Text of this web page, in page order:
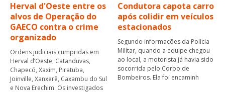
Herval d'Oeste entre os
alvos de Operação do
GAECO contra o crime
organizado
Ordens judiciais cumpridas em
Herval d’Oeste, Catanduvas,
Chapecó, Xaxim, Piratuba,
Joinville, Xanxerê, Caxambu do Sul
e Nova Erechim. Os investigados
Condutora capota carro
após colidir em veículos
estacionados
Segundo informações da Polícia
Militar, quando a equipe chegou
ao local, a motorista já havia sido
socorrida pelo Corpo de
Bombeiros. Ela foi encaminh